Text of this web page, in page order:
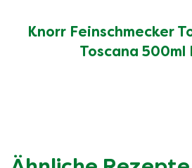
Knorr Feinschmecker
Toscana 500ml